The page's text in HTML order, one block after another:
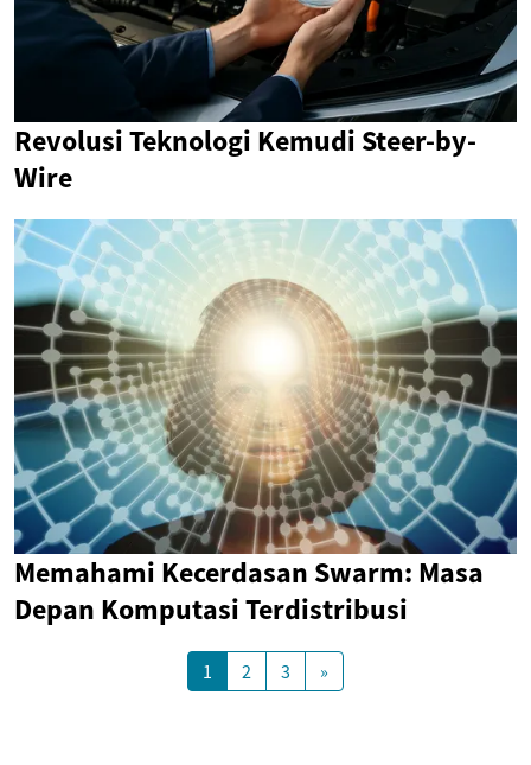
Revolusi Teknologi Kemudi Steer-by-
Wire
Memahami Kecerdasan Swarm: Masa
Depan Komputasi Terdistribusi
1 2 3 »